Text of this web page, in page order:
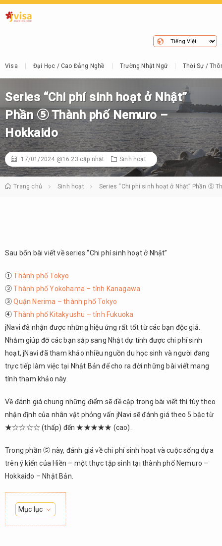
Visa Đại Học / Cao Đẳng Nghề Trường Nhật Ngữ Thời Sự /
Series “Chi phí sinh hoạt ở Nhật”
Phần ⑤ Thành phố Nemuro –
Hokkaido
17/01/2024 @16:23 cập nhật Sinh hoạt
Trang chủ Sinh hoạt Series “Chi phí sinh hoạt ở Nhật” Phần ⑤
Sau bốn bài viết về series “Chi phí sinh hoạt ở Nhật”
①Thành phố Tokyo
②Thành phố Yokohama – tỉnh Kanagawa
③Quận Nerima – thành phố Tokyo
④Thành phố Kitakyushu – tỉnh Fukuoka
jNavi đã nhận được những hiệu ứng rất tốt từ các bạn độc giả.
Nhằm giúp đỡ các bạn sắp sang Nhật dự tính được chi phí sinh
hoạt, jNavi đã tham khảo nhiều nguồn du học sinh và người đang
trực tiếp làm việc tại Nhật Bản để cho ra đời những bài viết mang
tính tham khảo này.
Về đánh giá chung những điểm sẽ đề cập trong bài viết thì tùy theo
nhận định của nhân vật phỏng vấn jNavi sẽ đánh giá theo 5 bậc từ
★☆☆☆☆ (thấp) đến ★★★★★ (cao).
Trong phần ⑤ này, đánh giá về chi phí sinh hoạt và cuộc sống dựa
trên ý kiến của Hiền – một thực tập sinh tại thành phố Nemuro –
Hokkaido – Nhật Bản.
Mục lục
1.